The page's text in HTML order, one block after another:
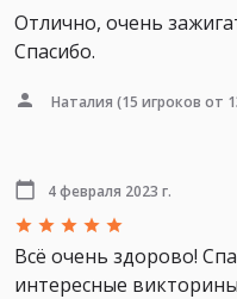
Отлично, очень
Спасибо.
Наталия (15 игроков от
4 февраля 2023 г.
Всё очень здорово!
интересные